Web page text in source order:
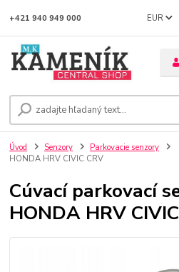
EUR
+421 940 949 000
Úvod Senzory Parkovacie senzory
HONDA HRV CIVIC CRV
Cúvací parkovací
HONDA HRV